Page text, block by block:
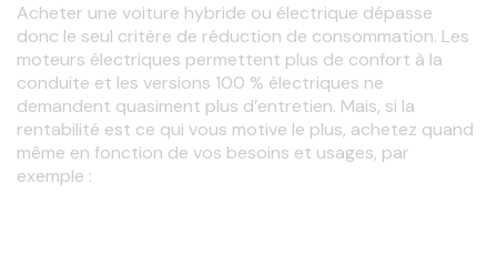
Acheter une voiture hybride ou électrique dépasse
donc le seul critère de réduction de consommation. Les
moteurs électriques permettent plus de confort à la
conduite et les versions 100 % électriques ne
demandent quasiment plus d’entretien. Mais, si la
rentabilité est ce qui vous motive le plus, achetez quand
même en fonction de vos besoins et usages, par
exemple :